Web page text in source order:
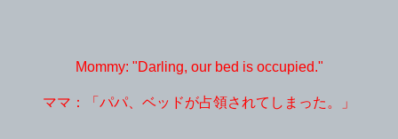
Mommy: "Darling, our bed is occupied."
ママ：「パパ、ベッドが占領されてしまった。」